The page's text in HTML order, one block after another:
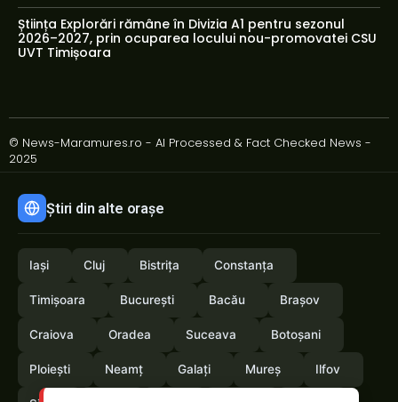
Știința Explorări rămâne în Divizia A1 pentru sezonul
2026–2027, prin ocuparea locului nou-promovatei CSU
UVT Timișoara
© News-Maramures.ro - AI Processed & Fact Checked News -
2025
Știri din alte orașe
Iași Cluj Bistrița Constanța
Timișoara București Bacău Brașov
Craiova Oradea Suceava Botoșani
Ploiești Neamț Galați Mureș Ilfov